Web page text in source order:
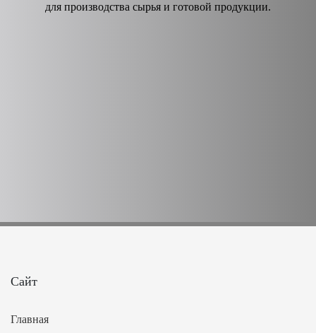
для производства сырья и готовой продукции.
Сайт
Главная